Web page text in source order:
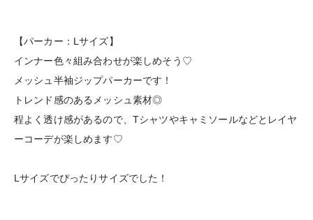
【パーカー：Lサイズ】
インナー色々組み合わせが楽しめそう♡
メッシュ半袖ジップパーカーです！
トレンド感のあるメッシュ素材◎
程よく透け感があるので、Tシャツやキャミソールなどとレイヤ
ーコーデが楽しめます♡
Lサイズでぴったりサイズでした！